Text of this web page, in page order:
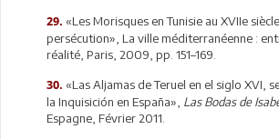
29. «Les Morisques en Tunisie au XVIIe
persécution», La ville méditerranéenne :
réalité, Paris, 2009, pp. 151–169.
30. «Las Aljamas de Teruel en el siglo XVI,
la Inquisición en España», Las Bodas de
Espagne, Février 2011.